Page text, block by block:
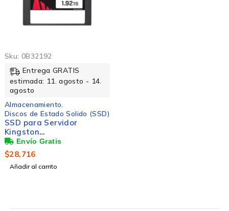
Sku: 0B32192
Entrega GRATIS
estimada: 11. agosto - 14.
agosto
Almacenamiento
Discos de Estado Solido (SSD)
SSD para Servidor
Kingston
SEDC600M/1920G, 1.9TB,
SATA III, 2.5"
$28,716
Añadir al carrito